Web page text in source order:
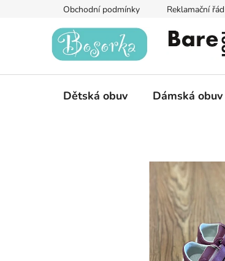
Obchodní podmínky Reklamační řád
Dětská obuv Dámská obuv